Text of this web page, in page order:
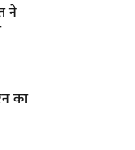
ने
का